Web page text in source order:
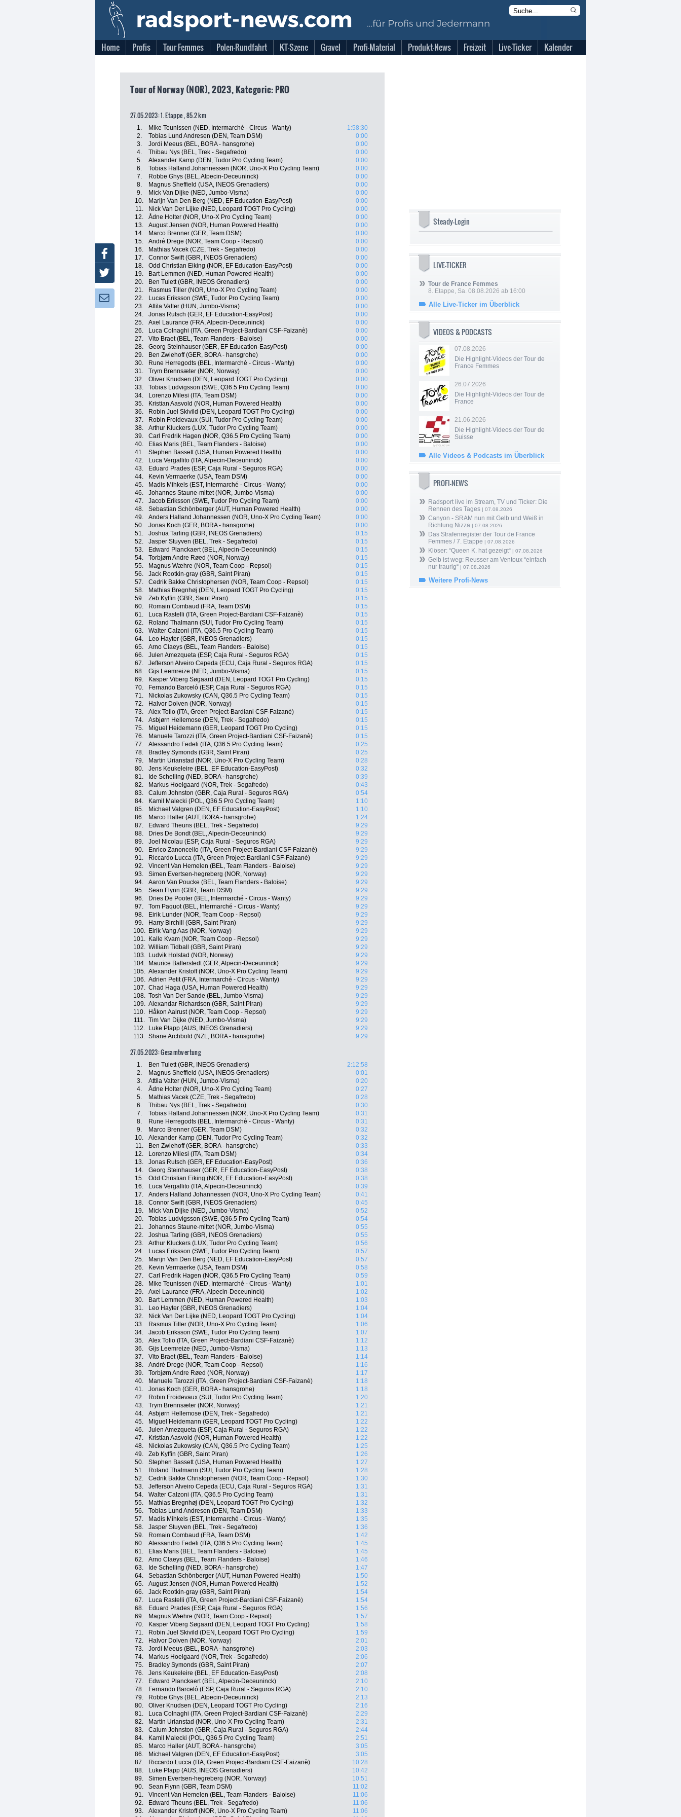
Home Profis Tour Femmes Polen-Rundfahrt KT-Szene Gravel Profi-Material Produkt-News Freizeit Live-Ticker Kalender
Tour of Norway (NOR), 2023, Kategorie: PRO
27.05.2023: 1. Etappe , 85.2 km
1. Mike Teunissen (NED, Intermarché - Circus - Wanty)
1:58:30
2.
Tobias Lund Andresen (DEN, Team DSM)
0:00
3.
Jordi Meeus (BEL, BORA - hansgrohe)
0:00
4.
Thibau Nys (BEL, Trek - Segafredo)
0:00
5.
Alexander Kamp (DEN, Tudor Pro Cycling Team)
0:00
6.
Tobias Halland Johannessen (NOR, Uno-X Pro Cycling Team)
0:00
7.
Robbe Ghys (BEL, Alpecin-Deceuninck)
0:00
8.
Magnus Sheffield (USA, INEOS Grenadiers)
0:00
9.
Mick Van Dijke (NED, Jumbo-Visma)
0:00
10.
Marijn Van Den Berg (NED, EF Education-EasyPost)
0:00
11.
Nick Van Der Lijke (NED, Leopard TOGT Pro Cycling)
0:00
12.
Ådne Holter (NOR, Uno-X Pro Cycling Team)
0:00
13.
August Jensen (NOR, Human Powered Health)
0:00
14.
Marco Brenner (GER, Team DSM)
0:00
15.
André Drege (NOR, Team Coop - Repsol)
0:00
16.
Mathias Vacek (CZE, Trek - Segafredo)
0:00
17.
Connor Swift (GBR, INEOS Grenadiers)
0:00
18.
Odd Christian Eiking (NOR, EF Education-EasyPost)
0:00
19.
Bart Lemmen (NED, Human Powered Health)
0:00
20.
Ben Tulett (GBR, INEOS Grenadiers)
0:00
21.
Rasmus Tiller (NOR, Uno-X Pro Cycling Team)
0:00
22.
Lucas Eriksson (SWE, Tudor Pro Cycling Team)
0:00
23.
Attila Valter (HUN, Jumbo-Visma)
0:00
24.
Jonas Rutsch (GER, EF Education-EasyPost)
0:00
25.
Axel Laurance (FRA, Alpecin-Deceuninck)
0:00
26.
Luca Colnaghi (ITA, Green Project-Bardiani CSF-Faizanè)
0:00
27.
Vito Braet (BEL, Team Flanders - Baloise)
0:00
28.
Georg Steinhauser (GER, EF Education-EasyPost)
0:00
29.
Ben Zwiehoff (GER, BORA - hansgrohe)
0:00
30.
Rune Herregodts (BEL, Intermarché - Circus - Wanty)
0:00
31.
Trym Brennsæter (NOR, Norway)
0:00
32.
Oliver Knudsen (DEN, Leopard TOGT Pro Cycling)
0:00
33.
Tobias Ludvigsson (SWE, Q36.5 Pro Cycling Team)
0:00
34.
Lorenzo Milesi (ITA, Team DSM)
0:00
35.
Kristian Aasvold (NOR, Human Powered Health)
0:00
36.
Robin Juel Skivild (DEN, Leopard TOGT Pro Cycling)
0:00
37.
Robin Froidevaux (SUI, Tudor Pro Cycling Team)
0:00
38.
Arthur Kluckers (LUX, Tudor Pro Cycling Team)
0:00
39.
Carl Fredrik Hagen (NOR, Q36.5 Pro Cycling Team)
0:00
40.
Elias Maris (BEL, Team Flanders - Baloise)
0:00
41.
Stephen Bassett (USA, Human Powered Health)
0:00
42.
Luca Vergallito (ITA, Alpecin-Deceuninck)
0:00
43.
Eduard Prades (ESP, Caja Rural - Seguros RGA)
0:00
44.
Kevin Vermaerke (USA, Team DSM)
0:00
45.
Madis Mihkels (EST, Intermarché - Circus - Wanty)
0:00
46.
Johannes Staune-mittet (NOR, Jumbo-Visma)
0:00
47.
Jacob Eriksson (SWE, Tudor Pro Cycling Team)
0:00
48.
Sebastian Schönberger (AUT, Human Powered Health)
0:00
49.
Anders Halland Johannessen (NOR, Uno-X Pro Cycling Team)
0:00
50.
Jonas Koch (GER, BORA - hansgrohe)
0:00
51.
Joshua Tarling (GBR, INEOS Grenadiers)
0:15
52.
Jasper Stuyven (BEL, Trek - Segafredo)
0:15
53.
Edward Planckaert (BEL, Alpecin-Deceuninck)
0:15
54.
Torbjørn Andre Røed (NOR, Norway)
0:15
55.
Magnus Wæhre (NOR, Team Coop - Repsol)
0:15
56.
Jack Rootkin-gray (GBR, Saint Piran)
0:15
57.
Cedrik Bakke Christophersen (NOR, Team Coop - Repsol)
0:15
58.
Mathias Bregnhøj (DEN, Leopard TOGT Pro Cycling)
0:15
59.
Zeb Kyffin (GBR, Saint Piran)
0:15
60.
Romain Combaud (FRA, Team DSM)
0:15
61.
Luca Rastelli (ITA, Green Project-Bardiani CSF-Faizanè)
0:15
62.
Roland Thalmann (SUI, Tudor Pro Cycling Team)
0:15
63.
Walter Calzoni (ITA, Q36.5 Pro Cycling Team)
0:15
64.
Leo Hayter (GBR, INEOS Grenadiers)
0:15
65.
Arno Claeys (BEL, Team Flanders - Baloise)
0:15
66.
Julen Amezqueta (ESP, Caja Rural - Seguros RGA)
0:15
67.
Jefferson Alveiro Cepeda (ECU, Caja Rural - Seguros RGA)
0:15
68.
Gijs Leemreize (NED, Jumbo-Visma)
0:15
69.
Kasper Viberg Søgaard (DEN, Leopard TOGT Pro Cycling)
0:15
70.
Fernando Barceló (ESP, Caja Rural - Seguros RGA)
0:15
71.
Nickolas Zukowsky (CAN, Q36.5 Pro Cycling Team)
0:15
72.
Halvor Dolven (NOR, Norway)
0:15
73.
Alex Tolio (ITA, Green Project-Bardiani CSF-Faizanè)
0:15
74.
Asbjørn Hellemose (DEN, Trek - Segafredo)
0:15
75.
Miguel Heidemann (GER, Leopard TOGT Pro Cycling)
0:15
76.
Manuele Tarozzi (ITA, Green Project-Bardiani CSF-Faizanè)
0:15
77.
Alessandro Fedeli (ITA, Q36.5 Pro Cycling Team)
0:25
78.
Bradley Symonds (GBR, Saint Piran)
0:25
79.
Martin Urianstad (NOR, Uno-X Pro Cycling Team)
0:28
80.
Jens Keukeleire (BEL, EF Education-EasyPost)
0:32
81.
Ide Schelling (NED, BORA - hansgrohe)
0:39
82.
Markus Hoelgaard (NOR, Trek - Segafredo)
0:43
83.
Calum Johnston (GBR, Caja Rural - Seguros RGA)
0:54
84.
Kamil Malecki (POL, Q36.5 Pro Cycling Team)
1:10
85.
Michael Valgren (DEN, EF Education-EasyPost)
1:10
86.
Marco Haller (AUT, BORA - hansgrohe)
1:24
87.
Edward Theuns (BEL, Trek - Segafredo)
9:29
88.
Dries De Bondt (BEL, Alpecin-Deceuninck)
9:29
89.
Joel Nicolau (ESP, Caja Rural - Seguros RGA)
9:29
90.
Enrico Zanoncello (ITA, Green Project-Bardiani CSF-Faizanè)
9:29
91.
Riccardo Lucca (ITA, Green Project-Bardiani CSF-Faizanè)
9:29
92.
Vincent Van Hemelen (BEL, Team Flanders - Baloise)
9:29
93.
Simen Evertsen-hegreberg (NOR, Norway)
9:29
94.
Aaron Van Poucke (BEL, Team Flanders - Baloise)
9:29
95.
Sean Flynn (GBR, Team DSM)
9:29
96.
Dries De Pooter (BEL, Intermarché - Circus - Wanty)
9:29
97.
Tom Paquot (BEL, Intermarché - Circus - Wanty)
9:29
98.
Eirik Lunder (NOR, Team Coop - Repsol)
9:29
99.
Harry Birchill (GBR, Saint Piran)
9:29
100.
Eirik Vang Aas (NOR, Norway)
9:29
101.
Kalle Kvam (NOR, Team Coop - Repsol)
9:29
102. William Tidball (GBR, Saint Piran)
9:29
103.
Ludvik Holstad (NOR, Norway)
9:29
104.
Maurice Ballerstedt (GER, Alpecin-Deceuninck)
9:29
105. Alexander Kristoff (NOR, Uno-X Pro Cycling Team)
9:29
106. Adrien Petit (FRA, Intermarché - Circus - Wanty)
9:29
107. Chad Haga (USA, Human Powered Health)
9:29
108. Tosh Van Der Sande (BEL, Jumbo-Visma)
9:29
109. Alexandar Richardson (GBR, Saint Piran)
9:29
110.
Håkon Aalrust (NOR, Team Coop - Repsol)
9:29
111. Tim Van Dijke (NED, Jumbo-Visma)
9:29
112.
Luke Plapp (AUS, INEOS Grenadiers)
9:29
113. Shane Archbold (NZL, BORA - hansgrohe) 9:29
27.05.2023: Gesamtwertung
1. Ben Tulett (GBR, INEOS Grenadiers)
2:12:58
2.
Magnus Sheffield (USA, INEOS Grenadiers)
0:01
3.
Attila Valter (HUN, Jumbo-Visma)
0:20
4.
Ådne Holter (NOR, Uno-X Pro Cycling Team)
0:27
5.
Mathias Vacek (CZE, Trek - Segafredo)
0:28
6.
Thibau Nys (BEL, Trek - Segafredo)
0:30
7.
Tobias Halland Johannessen (NOR, Uno-X Pro Cycling Team)
0:31
8.
Rune Herregodts (BEL, Intermarché - Circus - Wanty)
0:31
9.
Marco Brenner (GER, Team DSM)
0:32
10.
Alexander Kamp (DEN, Tudor Pro Cycling Team)
0:32
11.
Ben Zwiehoff (GER, BORA - hansgrohe)
0:33
12.
Lorenzo Milesi (ITA, Team DSM)
0:34
13.
Jonas Rutsch (GER, EF Education-EasyPost)
0:36
14.
Georg Steinhauser (GER, EF Education-EasyPost)
0:38
15.
Odd Christian Eiking (NOR, EF Education-EasyPost)
0:38
16.
Luca Vergallito (ITA, Alpecin-Deceuninck)
0:39
17.
Anders Halland Johannessen (NOR, Uno-X Pro Cycling Team)
0:41
18.
Connor Swift (GBR, INEOS Grenadiers)
0:45
19.
Mick Van Dijke (NED, Jumbo-Visma)
0:52
20.
Tobias Ludvigsson (SWE, Q36.5 Pro Cycling Team)
0:54
21.
Johannes Staune-mittet (NOR, Jumbo-Visma)
0:55
22.
Joshua Tarling (GBR, INEOS Grenadiers)
0:55
23.
Arthur Kluckers (LUX, Tudor Pro Cycling Team)
0:56
24.
Lucas Eriksson (SWE, Tudor Pro Cycling Team)
0:57
25.
Marijn Van Den Berg (NED, EF Education-EasyPost)
0:57
26.
Kevin Vermaerke (USA, Team DSM)
0:58
27.
Carl Fredrik Hagen (NOR, Q36.5 Pro Cycling Team)
0:59
28.
Mike Teunissen (NED, Intermarché - Circus - Wanty)
1:01
29.
Axel Laurance (FRA, Alpecin-Deceuninck)
1:02
30.
Bart Lemmen (NED, Human Powered Health)
1:03
31.
Leo Hayter (GBR, INEOS Grenadiers)
1:04
32.
Nick Van Der Lijke (NED, Leopard TOGT Pro Cycling)
1:04
33.
Rasmus Tiller (NOR, Uno-X Pro Cycling Team)
1:06
34.
Jacob Eriksson (SWE, Tudor Pro Cycling Team)
1:07
35.
Alex Tolio (ITA, Green Project-Bardiani CSF-Faizanè)
1:12
36.
Gijs Leemreize (NED, Jumbo-Visma)
1:13
37.
Vito Braet (BEL, Team Flanders - Baloise)
1:14
38.
André Drege (NOR, Team Coop - Repsol)
1:16
39.
Torbjørn Andre Røed (NOR, Norway)
1:17
40.
Manuele Tarozzi (ITA, Green Project-Bardiani CSF-Faizanè)
1:18
41.
Jonas Koch (GER, BORA - hansgrohe)
1:18
42.
Robin Froidevaux (SUI, Tudor Pro Cycling Team)
1:20
43.
Trym Brennsæter (NOR, Norway)
1:21
44.
Asbjørn Hellemose (DEN, Trek - Segafredo)
1:21
45.
Miguel Heidemann (GER, Leopard TOGT Pro Cycling)
1:22
46.
Julen Amezqueta (ESP, Caja Rural - Seguros RGA)
1:22
47.
Kristian Aasvold (NOR, Human Powered Health)
1:22
48.
Nickolas Zukowsky (CAN, Q36.5 Pro Cycling Team)
1:25
49.
Zeb Kyffin (GBR, Saint Piran)
1:26
50.
Stephen Bassett (USA, Human Powered Health)
1:27
51.
Roland Thalmann (SUI, Tudor Pro Cycling Team)
1:28
52.
Cedrik Bakke Christophersen (NOR, Team Coop - Repsol)
1:30
53.
Jefferson Alveiro Cepeda (ECU, Caja Rural - Seguros RGA)
1:31
54.
Walter Calzoni (ITA, Q36.5 Pro Cycling Team)
1:31
55.
Mathias Bregnhøj (DEN, Leopard TOGT Pro Cycling)
1:32
56.
Tobias Lund Andresen (DEN, Team DSM)
1:33
57.
Madis Mihkels (EST, Intermarché - Circus - Wanty)
1:35
58.
Jasper Stuyven (BEL, Trek - Segafredo)
1:36
59.
Romain Combaud (FRA, Team DSM)
1:42
60.
Alessandro Fedeli (ITA, Q36.5 Pro Cycling Team)
1:45
61.
Elias Maris (BEL, Team Flanders - Baloise)
1:45
62.
Arno Claeys (BEL, Team Flanders - Baloise)
1:46
63.
Ide Schelling (NED, BORA - hansgrohe)
1:47
64.
Sebastian Schönberger (AUT, Human Powered Health)
1:50
65.
August Jensen (NOR, Human Powered Health)
1:52
66.
Jack Rootkin-gray (GBR, Saint Piran)
1:54
67.
Luca Rastelli (ITA, Green Project-Bardiani CSF-Faizanè)
1:54
68.
Eduard Prades (ESP, Caja Rural - Seguros RGA)
1:56
69.
Magnus Wæhre (NOR, Team Coop - Repsol)
1:57
70.
Kasper Viberg Søgaard (DEN, Leopard TOGT Pro Cycling)
1:58
71.
Robin Juel Skivild (DEN, Leopard TOGT Pro Cycling)
1:59
72.
Halvor Dolven (NOR, Norway)
2:01
73.
Jordi Meeus (BEL, BORA - hansgrohe)
2:03
74.
Markus Hoelgaard (NOR, Trek - Segafredo)
2:06
75.
Bradley Symonds (GBR, Saint Piran)
2:07
76.
Jens Keukeleire (BEL, EF Education-EasyPost)
2:08
77.
Edward Planckaert (BEL, Alpecin-Deceuninck)
2:10
78.
Fernando Barceló (ESP, Caja Rural - Seguros RGA)
2:10
79.
Robbe Ghys (BEL, Alpecin-Deceuninck)
2:13
80.
Oliver Knudsen (DEN, Leopard TOGT Pro Cycling)
2:16
81.
Luca Colnaghi (ITA, Green Project-Bardiani CSF-Faizanè)
2:29
82.
Martin Urianstad (NOR, Uno-X Pro Cycling Team)
2:31
83.
Calum Johnston (GBR, Caja Rural - Seguros RGA)
2:44
84.
Kamil Malecki (POL, Q36.5 Pro Cycling Team)
2:51
85.
Marco Haller (AUT, BORA - hansgrohe)
3:05
86.
Michael Valgren (DEN, EF Education-EasyPost)
3:05
87.
Riccardo Lucca (ITA, Green Project-Bardiani CSF-Faizanè)
10:28
88.
Luke Plapp (AUS, INEOS Grenadiers)
10:42
89.
Simen Evertsen-hegreberg (NOR, Norway)
10:51
90.
Sean Flynn (GBR, Team DSM)
11:02
91.
Vincent Van Hemelen (BEL, Team Flanders - Baloise)
11:06
92.
Edward Theuns (BEL, Trek - Segafredo)
11:06
93.
Alexander Kristoff (NOR, Uno-X Pro Cycling Team)
11:06
Steady-Login
LIVE-TICKER
Tour de France Femmes
8. Etappe, Sa. 08.08.2026 ab 16:00
Alle Live-Ticker im Überblick
VIDEOS & PODCASTS
07.08.2026
Die Highlight-Videos der Tour de
France Femmes
26.07.2026
Die Highlight-Videos der Tour de
France
21.06.2026
Die Highlight-Videos der Tour de
Suisse
Alle Videos & Podcasts im Überblick
PROFI-NEWS
Radsport live im Stream, TV und Ticker: Die
Rennen des Tages | 07.08.2026
Canyon - SRAM nun mit Gelb und Weiß in
Richtung Nizza | 07.08.2026
Das Strafenregister der Tour de France
Femmes / 7. Etappe | 07.08.2026
Klöser: “Queen K. hat gezeigt“ | 07.08.2026
Gelb ist weg: Reusser am Ventoux “einfach
nur traurig“ | 07.08.2026
Weitere Profi-News
Facebook
Twitter
Newsletter: